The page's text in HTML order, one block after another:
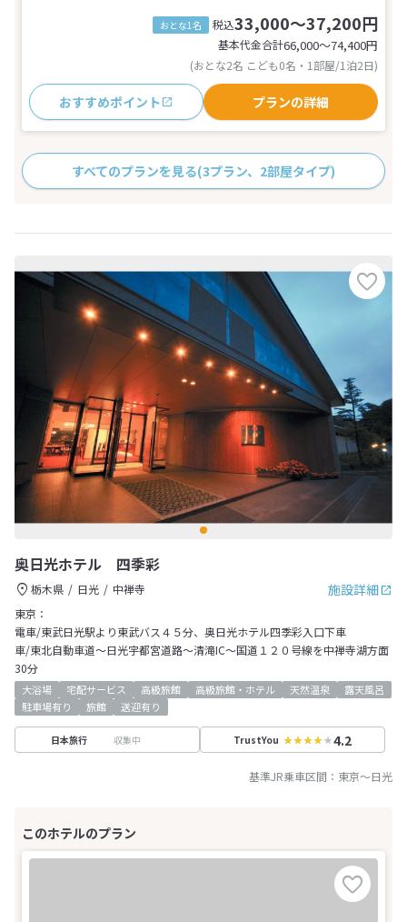
おとな1名 税込33,000～37,200円
基本代金合計66,000〜74,400円
(おとな2名 こども0名・1部屋/1泊2日)
おすすめポイント プランの詳細
すべてのプランを見る(3プラン、2部屋タイプ)
奥日光ホテル 四季彩
施設詳細
栃木県 日光
中禅寺
東京：
電車/東武日光駅より東武バス４５分、奥日光ホテル四季彩入口下車
車/東北自動車道～日光宇都宮道路～清滝IC～国道１２０号線を中禅寺湖方面
30分
大浴場 宅配サービス 高級旅館 高級旅館・ホテル 天然温泉
露天風呂
駐車場有り
旅館 送迎有り
日本旅行 収集中 TrustYou 4.2
基準JR乗車区間： 東京～日光